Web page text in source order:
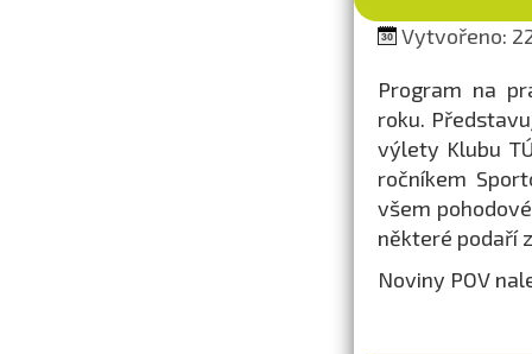
Vytvořeno:
Program na
roku.
výlety Klubu
ročníkem
všem
některé podaří
Noviny POV